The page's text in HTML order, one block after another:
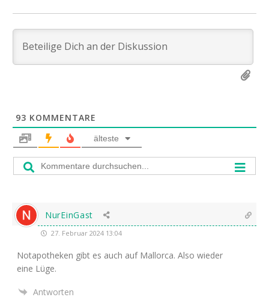
93 KOMMENTARE
älteste
NurEinGast
27. Februar 2024 13:04
Notapo­the­ken gibt es auch auf Mal­lor­ca. Also wie­der
eine Lüge.
Antworten